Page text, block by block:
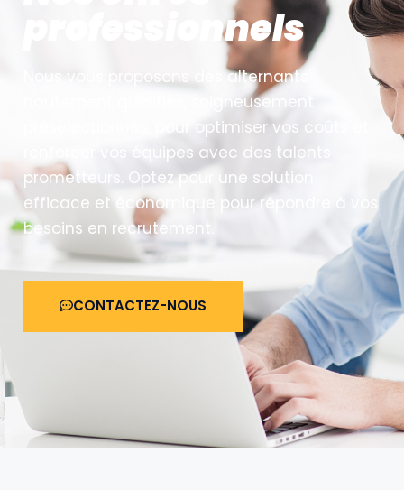
professionnels
Nous vous proposons des alternants
hautement qualifiés, soigneusement
présélectionnés, pour optimiser vos coûts et
renforcer vos équipes avec des talents
prometteurs. Optez pour une solution
efficace et économique pour répondre à vos
besoins en recrutement.
CONTACTEZ-NOUS